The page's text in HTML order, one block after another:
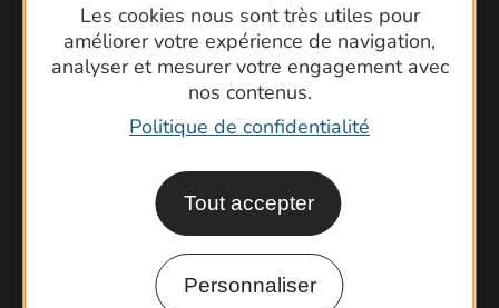
Les cookies nous sont très utiles pour
améliorer votre expérience de navigation,
analyser et mesurer votre engagement avec
nos contenus.
Politique de confidentialité
Tout accepter
Personnaliser
Contactez-nous !
Foire aux questions
Brochures
Cartoguides et Topoguides
Latitude Gard